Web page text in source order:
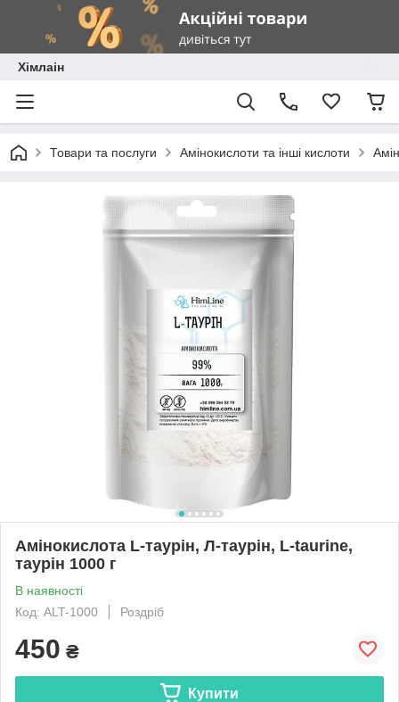
Хімлаін
Товари та послуги Амінокислоти та інші кислоти
Амінокислота L-таурін, Л-таурін, L-taurine,
таурін 1000 г
В наявності
Код: ALT-1000
Роздріб
450 ₴
Купити